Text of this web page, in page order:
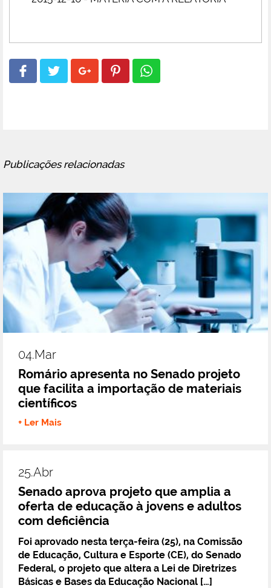
Publicações relacionadas
04.mar
Romário apresenta no Senado projeto
que facilita a importação de materiais
científicos
+ Ler Mais
25.abr
Senado aprova projeto que amplia a
oferta de educação à jovens e adultos
com deficiência
Foi aprovado nesta terça-feira (25), na Comissão
de Educação, Cultura e Esporte (CE), do Senado
Federal, o projeto que altera a Lei de Diretrizes
Básicas e Bases da Educação Nacional […]